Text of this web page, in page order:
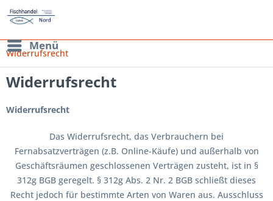
Menü
Widerrufsrecht
Widerrufsrecht
Widerrufsrecht
Das Widerrufsrecht, das Verbrauchern bei
Fernabsatzverträgen (z.B. Online-Käufe) und außerhalb von
Geschäftsräumen geschlossenen Verträgen zusteht, ist in §
312g BGB geregelt. § 312g Abs. 2 Nr. 2 BGB schließt dieses
Recht jedoch für bestimmte Arten von Waren aus. Ausschluss